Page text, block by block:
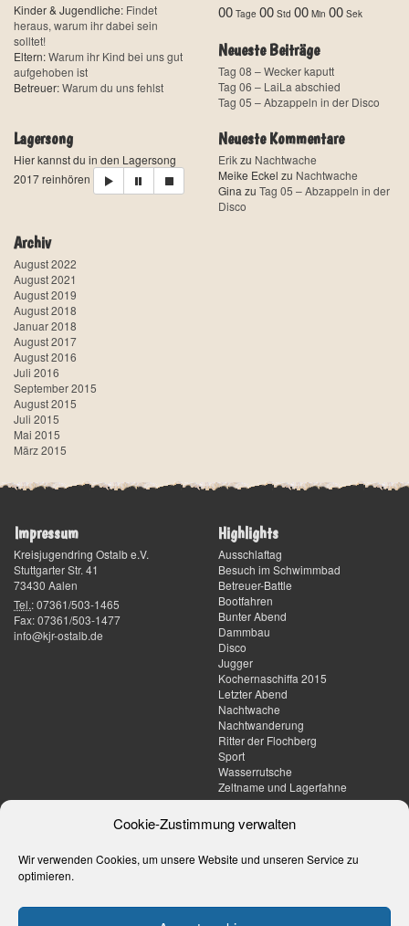
Cookie-Zustimmung verwalten
Wir verwenden Cookies, um unsere Website und unseren Service zu
optimieren.
Kinder & Jugendliche: Findet
heraus, warum ihr dabei sein
solltet!
Eltern:Warum ihr Kind bei uns gut
aufgehoben ist
Betreuer:Warum du uns fehlst
00 Tage 00 Std 00 Min 00 Sek
Neueste Beiträge
Tag 08 – Wecker kaputt
Tag 06 – LaiLa abschied
Tag 05 – Abzappeln in der Disco
Lagersong
Hier kannst du in den Lagersong
2017 reinhören
Neueste Kommentare
Erikzu Nachtwache
Meike Eckel zu Nachtwache
Gina zu Tag 05 – Abzappeln in der
Disco
Archiv
August 2022
August 2021
August 2019
August 2018
Januar 2018
August 2017
August 2016
Juli 2016
September 2015
August 2015
Juli 2015
Mai 2015
März 2015
Impressum
Kreisjugendring Ostalb e.V.
Stuttgarter Str. 41
73430 Aalen
Tel.:07361/503-1465
Fax:07361/503-1477
info@kjr-ostalb.de
Highlights
Ausschlaftag
Besuch im Schwimmbad
Betreuer-Battle
Bootfahren
Bunter Abend
Dammbau
Disco
Jugger
Kochernaschiffa 2015
Letzter Abend
Nachtwache
Nachtwanderung
Ritter der Flochberg
Sport
Wasserrutsche
Zeltname und Lagerfahne
Die Skihütte
Eiwaldhütte
Gießteich
Tagesberichte
dieses Jahr in Instagram-Stories